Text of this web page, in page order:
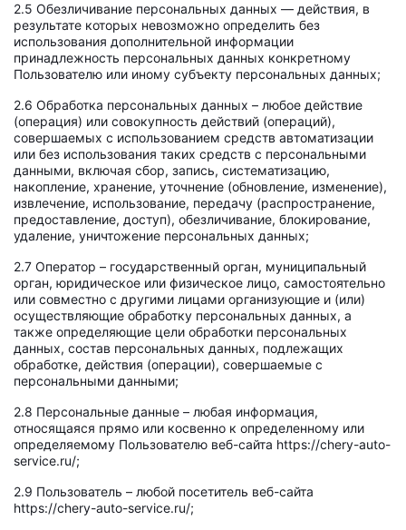
2.5 Обезличивание персональных данных — действия, в
результате которых невозможно определить без
использования дополнительной информации
принадлежность персональных данных конкретному
Пользователю или иному субъекту персональных данных;
2.6 Обработка персональных данных – любое действие
(операция) или совокупность действий (операций),
совершаемых с использованием средств автоматизации
или без использования таких средств с персональными
данными, включая сбор, запись, систематизацию,
накопление, хранение, уточнение (обновление, изменение),
извлечение, использование, передачу (распространение,
предоставление, доступ), обезличивание, блокирование,
удаление, уничтожение персональных данных;
2.7 Оператор – государственный орган, муниципальный
орган, юридическое или физическое лицо, самостоятельно
или совместно с другими лицами организующие и (или)
осуществляющие обработку персональных данных, а
также определяющие цели обработки персональных
данных, состав персональных данных, подлежащих
обработке, действия (операции), совершаемые с
персональными данными;
2.8 Персональные данные – любая информация,
относящаяся прямо или косвенно к определенному или
определяемому Пользователю веб-сайта https://chery-auto-
service.ru/;
2.9 Пользователь – любой посетитель веб-сайта
https://chery-auto-service.ru/;